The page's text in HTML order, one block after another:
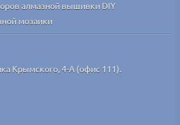
алмазной вышивки DIY
мозаики
Крымского, 4-А (офис 111).